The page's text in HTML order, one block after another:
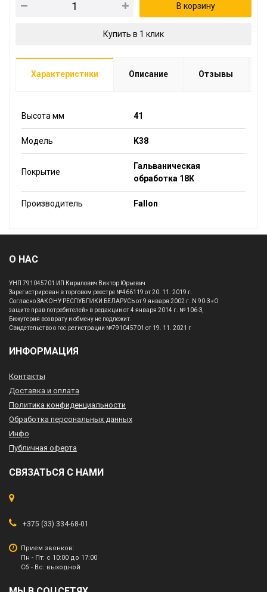
В корзину
Купить в 1 клик
Характеристики Описание Отзывы
Высота мм 41
Модель K38
Покрытие
Гальваническая
обработка 18К
Производитель Fallon
О НАС
УНП 791045701 ИП Кирилович Виктор Юрьевич
Зарегистрирован в торговом реестре №466119 от 20. 11. 2019 г.
Согласно ЗАКОНУ РЕСПУБЛИКИ БЕЛАРУСЬ от 9 января 2002 г. N 90-З «О
защите прав потребителей» в редакции от 4 января 2014 г. № 106-З,
Бижутерия возврату и обмену не подлежит.
Свидетельство о гос.регистрации №791045701 от 19. 11. 2021 г
ИНФОРМАЦИЯ
Контакты
Доставка и оплата
Политика конфиденциальности
Обработка персональных данных
Инфо
Публичная оферта
СВЯЗАТЬСЯ С НАМИ
+375 (33) 334-68-01
Прием звонков:
Пн - Пт: с 10:00 до 17:00
Сб - Вс: выходной